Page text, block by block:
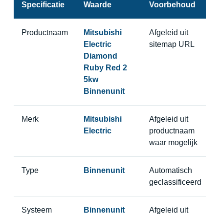
Specificatie Waarde Voorbehoud
Productnaam
Mitsubishi
Electric
Diamond
Ruby Red 2
5kw
Binnenunit
Afgeleid uit
sitemap URL
Merk
Mitsubishi
Electric
Afgeleid uit
productnaam
waar mogelijk
Type Binnenunit
Automatisch
geclassificeerd
Systeem Binnenunit
Afgeleid uit